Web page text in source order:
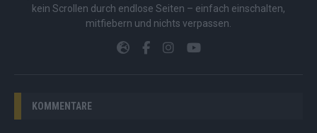
kein Scrollen durch endlose Seiten – einfach einschalten,
mitfiebern und nichts verpassen.
KOMMENTARE